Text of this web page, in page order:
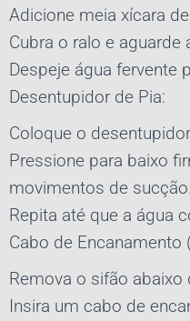
Adicione meia xícara
Cubra o ralo e aguarde
Despeje água fervente
Desentupidor de Pia:
Coloque o
Pressione para baixo
movimentos de sucção.
Repita até que a água
Cabo de Encanamento
Remova o sifão abaixo
Insira um cabo de